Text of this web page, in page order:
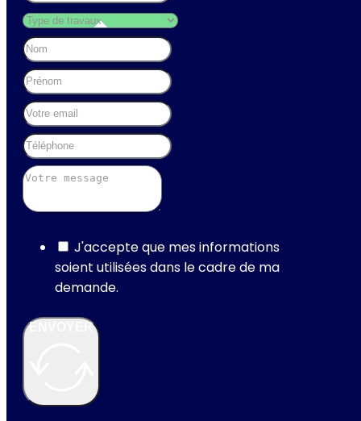
J'accepte que mes informations
soient utilisées dans le cadre de ma
demande.
ENVOYER